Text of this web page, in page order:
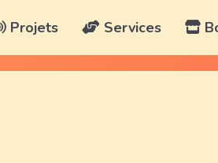
Projets Services